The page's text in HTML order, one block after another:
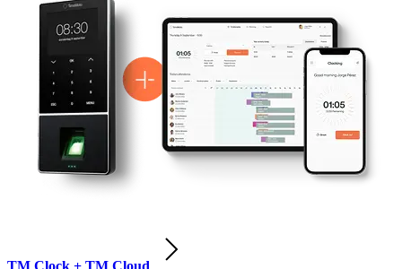
TM Clock + TM Cloud